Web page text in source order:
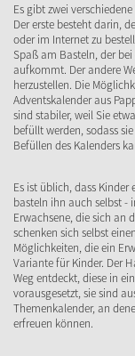
Es gibt zwei
Der erste besteht darin,
oder im Internet zu
Spaß am Basteln, der
aufkommt. Der andere
herzustellen. Die
Adventskalender aus
sind stabiler, weil Sie
befüllt werden, sodass
Befüllen des Kalenders
Es ist üblich, dass
basteln ihn auch selbst -
Erwachsene, die sich an
schenken sich selbst
Möglichkeiten, die ein
Variante für Kinder. Der
Weg entdeckt, diese in
vorausgesetzt, sie sind
Themenkalender, an
erfreuen können.